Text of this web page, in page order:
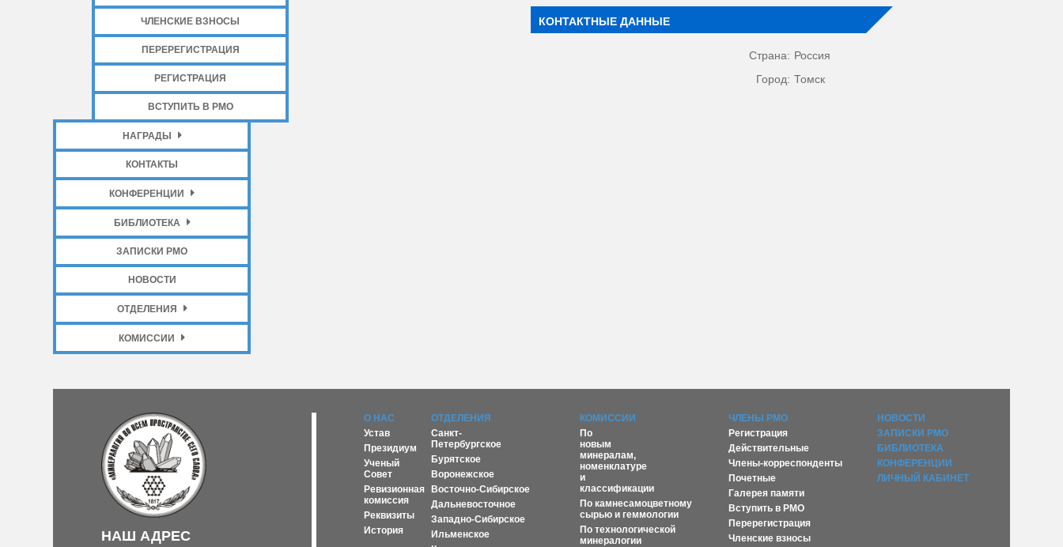
ЧЛЕНСКИЕ ВЗНОСЫ
ПЕРЕРЕГИСТРАЦИЯ
РЕГИСТРАЦИЯ
ВСТУПИТЬ В РМО
НАГРАДЫ
КОНТАКТЫ
КОНФЕРЕНЦИИ
БИБЛИОТЕКА
ЗАПИСКИ РМО
НОВОСТИ
ОТДЕЛЕНИЯ
КОМИССИИ
КОНТАКТНЫЕ ДАННЫЕ
Страна: Россия
Город: Томск
НАШ АДРЕС
О НАС
Устав
Президиум
Ученый
Совет
Ревизионная
комиссия
Реквизиты
История
ОТДЕЛЕНИЯ
Санкт-
Петербургское
Бурятское
Воронежское
Восточно-Сибирское
Дальневосточное
Западно-Сибирское
Ильменское
КОМИССИИ
По
новым
минералам,
номенклатуре
и
классификации
По камнесамоцветному
сырью и геммологии
По технологической
минералогии
ЧЛЕНЫ РМО
Регистрация
Действительные
Члены-корреспонденты
Почетные
Галерея памяти
Вступить в РМО
Перерегистрация
Членские взносы
НОВОСТИ
ЗАПИСКИ РМО
БИБЛИОТЕКА
КОНФЕРЕНЦИИ
ЛИЧНЫЙ КАБИНЕТ